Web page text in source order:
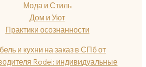
Мода и Стиль
Дом и Уют
Практики осознанности
и кухни на заказ в СПб от
Rodei: индивидуальные